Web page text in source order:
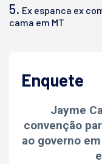
5. Ex espanca ex
cama em MT
Enquete
Jayme
convenção
ao governo